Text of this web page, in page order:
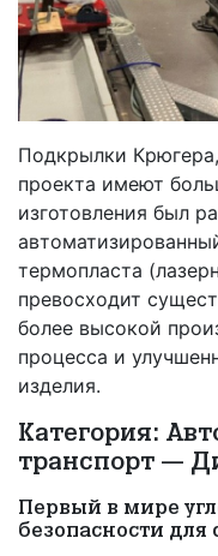
Подкрылки
проекта имеют
изготовления был
термопласта
превосходит
более высокой
процесса и
изделия.
Категория:
транспорт —
Первый в мире
безопасности